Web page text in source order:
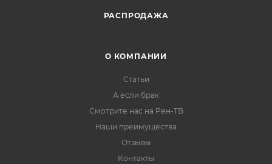
РАСПРОДАЖА
О КОМПАНИИ
Статьи
А если брак
Смотрите нас на Рен-ТВ
Наши преимущества
Отзывы
Контакты